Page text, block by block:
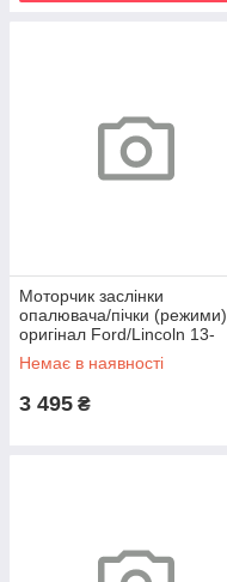
Моторчик заслінки
опалювача/пічки (режими)
оригінал Ford/Lincoln 13-
Немає в наявності
3 495 ₴